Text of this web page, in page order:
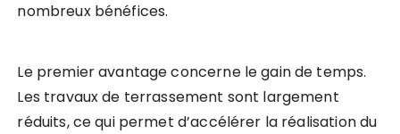
nombreux bénéfices.
Le premier avantage concerne le gain de temps.
Les travaux de terrassement sont largement
réduits, ce qui permet d’accélérer la réalisation du